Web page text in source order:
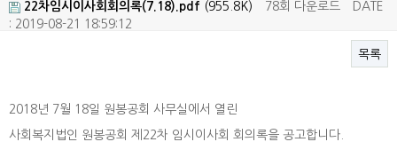
22차임시이사회회의록(7.18).pdf (955.8K) 78회 다운로드
DATE
: 2019-08-21 18:59:12
목록
2018년 7월 18일 원봉공회 사무실에서 열린
사회복지법인 원봉공회 제22차 임시이사회 회의록을 공고합니다.